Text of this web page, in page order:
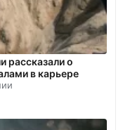
рассказали о
в карьере